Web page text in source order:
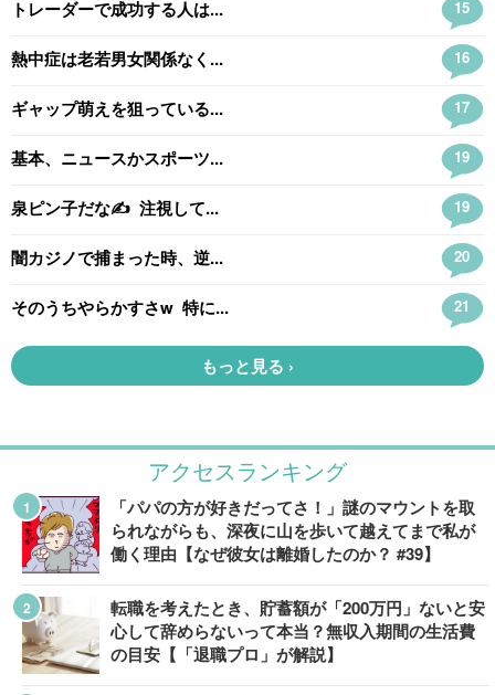
アクセスランキング
「パパの方が好きだってさ！」謎のマウントを取
られながらも、深夜に山を歩いて越えてまで私が
働く理由【なぜ彼女は離婚したのか？ #39】
転職を考えたとき、貯蓄額が「200万円」ないと安
心して辞めらないって本当？無収入期間の生活費
の目安【「退職プロ」が解説】